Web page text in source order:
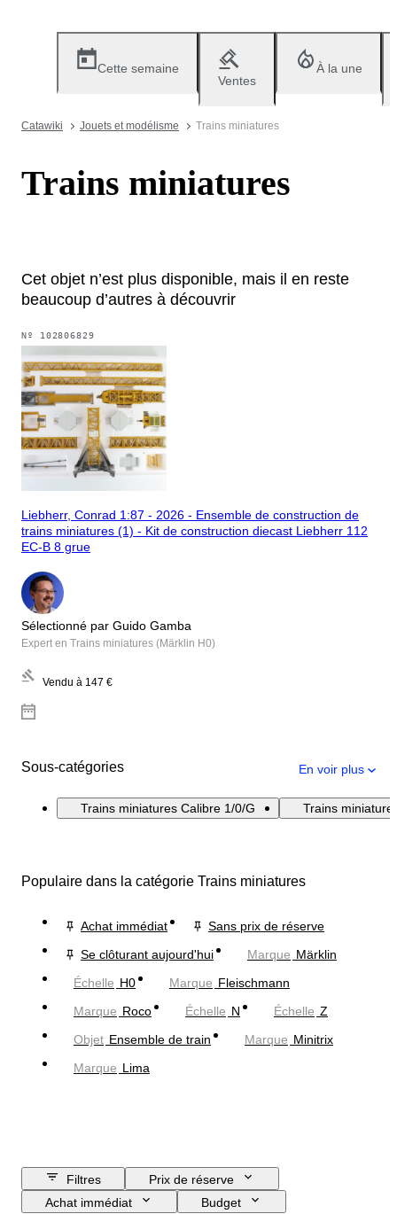
Cette semaine
Ventes
À la une
Catawiki Jouets et modélisme Trains miniatures
Trains miniatures
Cet objet n’est plus disponible, mais il en reste
beaucoup d’autres à découvrir
Nº 102806829
Liebherr, Conrad 1:87 - 2026 - Ensemble de construction de
trains miniatures (1) - Kit de construction diecast Liebherr 112
EC-B 8 grue
Sélectionné par Guido Gamba
Expert en Trains miniatures (Märklin H0)
Vendu à 147 €
Sous-catégories En voir plus
Trains miniatures Calibre 1/0/G Trains
Populaire dans la catégorie Trains miniatures
Achat immédiat
Sans prix de réserve
Se clôturant aujourd'hui
Marque Märklin
Échelle H0 Marque Fleischmann
Marque Roco Échelle N Échelle Z
Objet Ensemble de train Marque Minitrix
Marque Lima
Filtres
Prix de réserve
Achat immédiat
Budget